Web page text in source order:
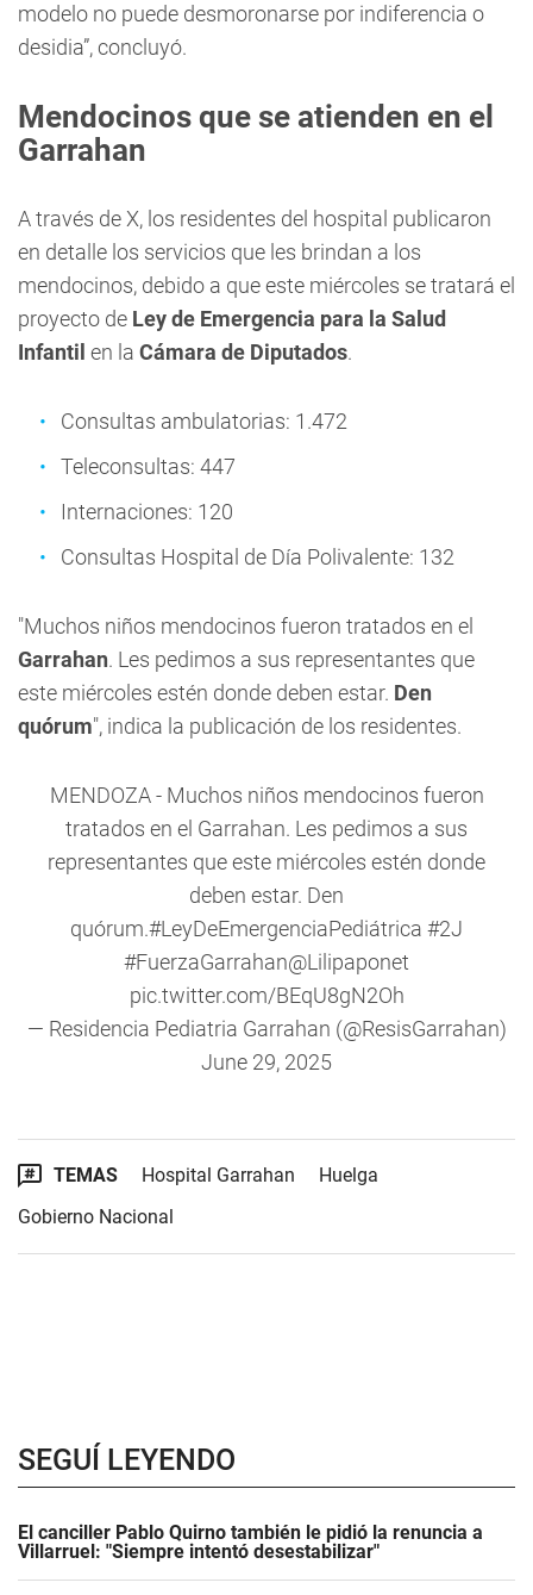
modelo no puede desmoronarse por indiferencia o
desidia”, concluyó.
Mendocinos que se atienden en el
Garrahan
A través de X, los residentes del hospital publicaron
en detalle los servicios que les brindan a los
mendocinos, debido a que este miércoles se tratará el
proyecto de Ley de Emergencia para la Salud
Infantil en la Cámara de Diputados.
Consultas ambulatorias: 1.472
Teleconsultas: 447
Internaciones: 120
Consultas Hospital de Día Polivalente: 132
"Muchos niños mendocinos fueron tratados en el
Garrahan. Les pedimos a sus representantes que
este miércoles estén donde deben estar. Den
quórum", indica la publicación de los residentes.
MENDOZA - Muchos niños mendocinos fueron
tratados en el Garrahan. Les pedimos a sus
representantes que este miércoles estén donde
deben estar. Den
quórum.#LeyDeEmergenciaPediátrica #2J
#FuerzaGarrahan@Lilipaponet
pic.twitter.com/BEqU8gN2Oh
— Residencia Pediatria Garrahan (@ResisGarrahan)
June 29, 2025
TEMAS Hospital Garrahan
Huelga
Gobierno Nacional
SEGUÍ LEYENDO
El canciller Pablo Quirno también le pidió la renuncia a
Villarruel: "Siempre intentó desestabilizar"